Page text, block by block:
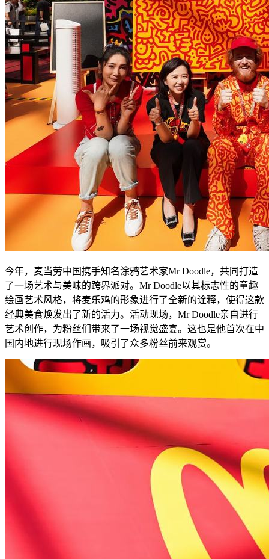
今年，麦当劳中国携手知名涂鸦艺术家Mr Doodle，共同打造
了一场艺术与美味的跨界派对。Mr Doodle以其标志性的童趣
绘画艺术风格，将麦乐鸡的形象进行了全新的诠释，使得这款
经典美食焕发出了新的活力。活动现场，Mr Doodle亲自进行
艺术创作，为粉丝们带来了一场视觉盛宴。这也是他首次在中
国内地进行现场作画，吸引了众多粉丝前来观赏。